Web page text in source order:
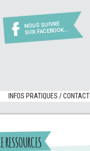
NOUS SUIVRE
SUR FACEBOOK...
INFOS PRATIQUES / CONTACT
RESSOURCES